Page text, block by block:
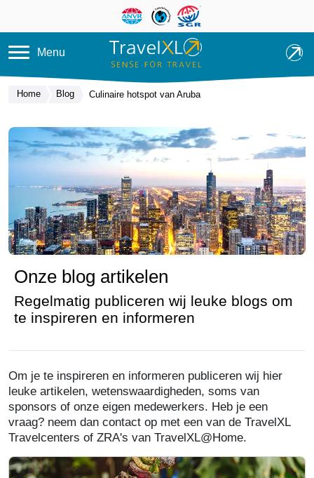
Overslaan en naar de inhoud
Menu
Home Blog Culinaire hotspot van Aruba
Onze blog artikelen
Regelmatig publiceren wij leuke blogs om
te inspireren en informeren
Om je te inspireren en informeren publiceren wij hier
leuke artikelen, wetenswaardigheden, soms van
sponsors of onze eigen medewerkers. Heb je een
vraag? neem dan contact op met een van de TravelXL
Travelcenters of ZRA's van TravelXL@Home.